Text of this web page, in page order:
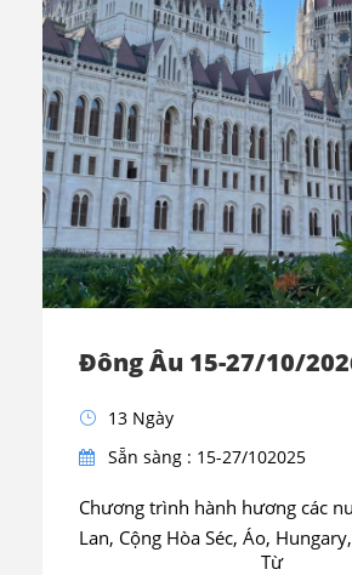
Đông Âu 15-27/10/
13 Ngày
Sẵn sàng : 15-27/102025
Chương trình hành hương các
Lan, Cộng Hòa Séc, Áo,
Từ